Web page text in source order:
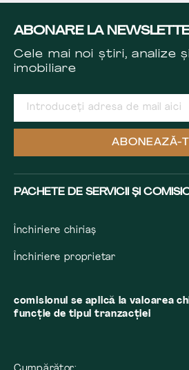
ABONARE LA
Cele mai noi știri, analize
imobiliare
ABONEAZĂ-
PACHETE DE SERVICII ȘI
Închiriere chiriaș
Închiriere proprietar
comisionul se aplică la valoarea
funcție de tipul tranzacției